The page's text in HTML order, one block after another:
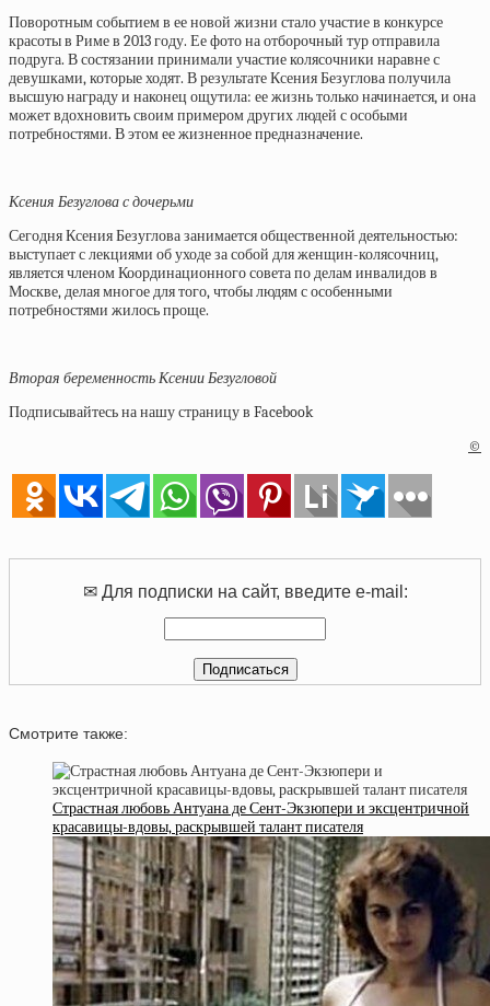
Поворотным событием в ее новой жизни стало участие в конкурсе
красоты в Риме в 2013 году. Ее фото на отборочный тур отправила
подруга. В состязании принимали участие колясочники наравне с
девушками, которые ходят. В результате Ксения Безуглова получила
высшую награду и наконец ощутила: ее жизнь только начинается, и она
может вдохновить своим примером других людей с особыми
потребностями. В этом ее жизненное предназначение.
Ксения Безуглова с дочерьми
Сегодня Ксения Безуглова занимается общественной деятельностью:
выступает с лекциями об уходе за собой для женщин-колясочниц,
является членом Координационного совета по делам инвалидов в
Москве, делая многое для того, чтобы людям с особенными
потребностями жилось проще.
Вторая беременность Ксении Безугловой
Подписывайтесь на нашу страницу в Facebook
©
✉ Для подписки на сайт, введите e-mail:
Смотрите также:
Страстная любовь Антуана де Сент-Экзюпери и эксцентричной
красавицы-вдовы, раскрывшей талант писателя